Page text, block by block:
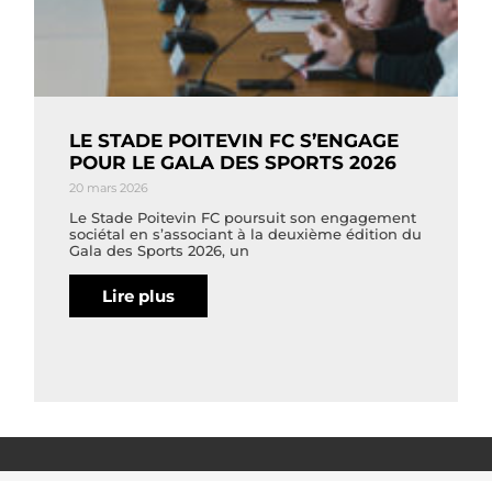
LE STADE POITEVIN FC S’ENGAGE
POUR LE GALA DES SPORTS 2026
20 mars 2026
Le Stade Poitevin FC poursuit son engagement
sociétal en s’associant à la deuxième édition du
Gala des Sports 2026, un
Lire plus